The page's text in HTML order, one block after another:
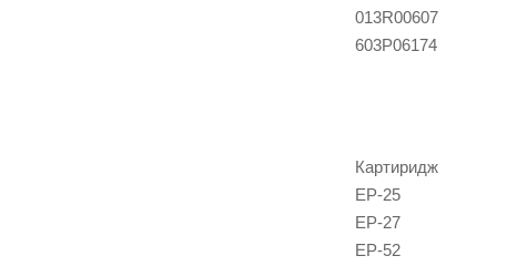
013R00607
603P06174
Картиридж
EP-25
EP-27
EP-52